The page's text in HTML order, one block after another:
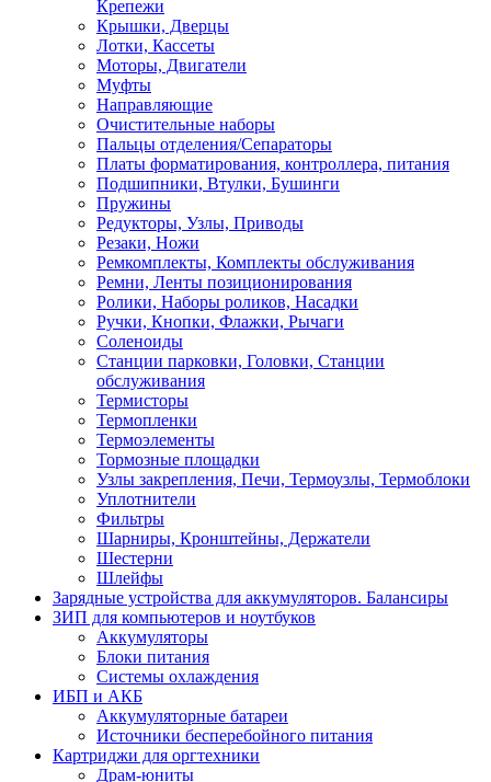
Крепежи
Крышки, Дверцы
Лотки, Кассеты
Моторы, Двигатели
Муфты
Направляющие
Очистительные наборы
Пальцы отделения/Сепараторы
Платы форматирования, контроллера, питания
Подшипники, Втулки, Бушинги
Пружины
Редукторы, Узлы, Приводы
Резаки, Ножи
Ремкомплекты, Комплекты обслуживания
Ремни, Ленты позиционирования
Ролики, Наборы роликов, Насадки
Ручки, Кнопки, Флажки, Рычаги
Соленоиды
Станции парковки, Головки, Станции
обслуживания
Термисторы
Термопленки
Термоэлементы
Тормозные площадки
Узлы закрепления, Печи, Термоузлы, Термоблоки
Уплотнители
Фильтры
Шарниры, Кронштейны, Держатели
Шестерни
Шлейфы
Зарядные устройства для аккумуляторов. Балансиры
ЗИП для компьютеров и ноутбуков
Аккумуляторы
Блоки питания
Системы охлаждения
ИБП и АКБ
Аккумуляторные батареи
Источники бесперебойного питания
Картриджи для оргтехники
Драм-юниты